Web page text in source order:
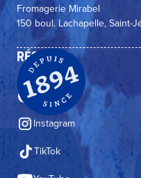
Fromagerie Mirabel
150 boul. Lachapelle, Saint-
RÉSEAUX
Facebook
Instagram
TikTok